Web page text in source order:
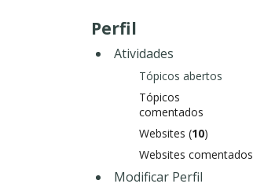
Perfil
Atividades
Tópicos abertos
Tópicos
comentados
Websites (10)
Websites comentados
Modificar Perfil